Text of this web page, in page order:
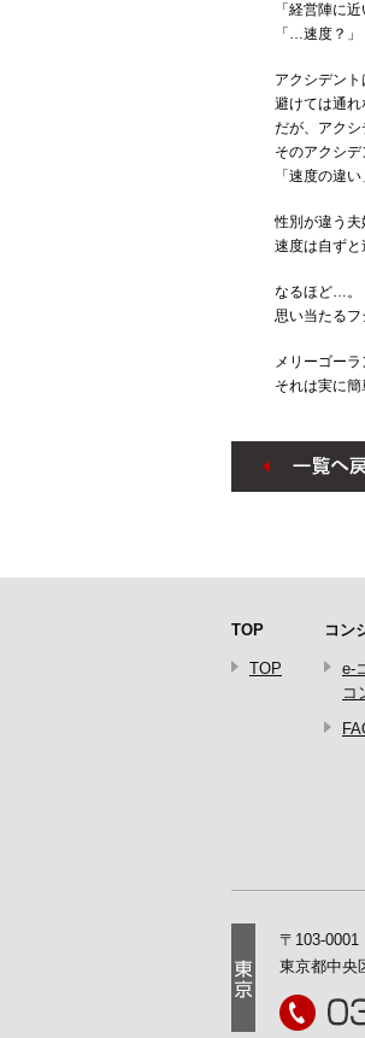
「経営陣に
「…速度？」
アクシデント
避けては通れ
だが、アクシ
そのアクシデ
「速度の違
性別が違う夫
速度は自ずと
なるほど…。
思い当たるフ
メリーゴーラ
それは実に簡
TOP
TOP
コン
e-
コ
〒103-0001
東京都中央